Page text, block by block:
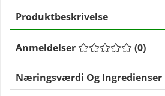
Produktbeskrivelse
Anmeldelser (0)
Næringsværdi Og Ingredienser